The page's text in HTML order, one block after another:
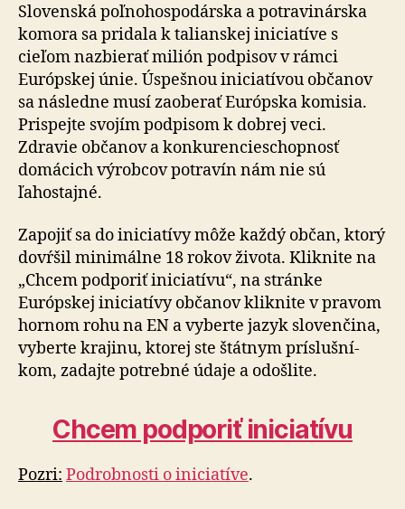
Slovenská poľnohospodárska a potravinárska
komora sa pridala k talianskej iniciatíve s
cieľom nazbierať milión podpisov v rámci
Európskej únie. Úspešnou iniciatívou občanov
sa následne musí zaoberať Európska komisia.
Prispejte svojím podpisom k dobrej veci.
Zdravie občanov a konkurencieschopnosť
domácich výrobcov potravín nám nie sú
ľahostajné.
Zapojiť sa do iniciatívy môže každý občan, ktorý
dovŕšil minimálne 18 rokov života. Kliknite na
„Chcem podporiť iniciatívu“, na stránke
Európskej iniciatívy občanov kliknite v pravom
hornom rohu na EN a vyberte jazyk slovenčina,
vyberte krajinu, ktorej ste štátnym prí­sluš­ní­
kom, zadajte potrebné údaje a odošlite.
Chcem podporiť iniciatívu
Pozri: Podrobnosti o iniciatíve.